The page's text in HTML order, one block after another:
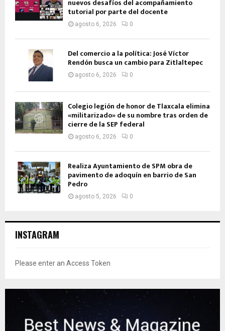
nuevos desafíos del acompañamiento
tutorial por parte del docente
agosto 6, 2026 0
Del comercio a la política: José Víctor
Rendón busca un cambio para Zitlaltepec
agosto 6, 2026 0
Colegio legión de honor de Tlaxcala elimina
«militarizado» de su nombre tras orden de
cierre de la SEP federal
agosto 6, 2026 0
Realiza Ayuntamiento de SPM obra de
pavimento de adoquín en barrio de San
Pedro
agosto 5, 2026 0
INSTAGRAM
Please enter an Access Token